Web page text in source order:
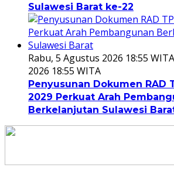
Sulawesi Barat ke-22
Rabu, 5 Agustus 2026 18:55 WITA
2026 18:55 WITA
Penyusunan Dokumen RAD
2029 Perkuat Arah
Berkelanjutan Sulawesi